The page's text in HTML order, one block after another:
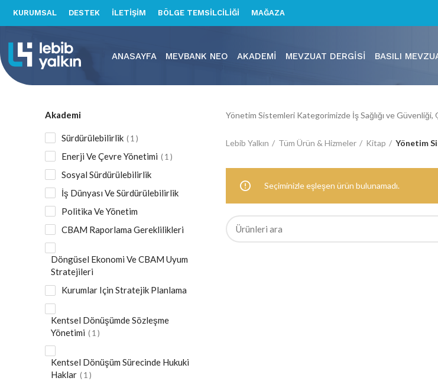
KURUMSAL DESTEK İLETİŞİM BÖLGE TEMSİLCİLİĞİ MAĞAZA
ANASAYFA MEVBANK NEO AKADEMI MEVZUAT DERGISI BASILI
Akademi
Sürdürülebilirlik 1
Enerji Ve Çevre Yönetimi 1
Sosyal Sürdürülebilirlik
İş Dünyası Ve Sürdürülebilirlik
Politika Ve Yönetim
CBAM Raporlama Gereklilikleri
Döngüsel Ekonomi Ve CBAM Uyum
Stratejileri
Kurumlar Için Stratejik Planlama
Kentsel Dönüşümde Sözleşme
Yönetimi
1
Kentsel Dönüşüm Sürecinde Hukuki
Haklar
1
Yönetim Sistemleri Kategorimizde İş Sağlığı ve Güvenliği,
Lebib Yalkın Tüm Ürün & Hizmeler Kitap Yönetim
Seçiminizle eşleşen ürün bulunamadı.